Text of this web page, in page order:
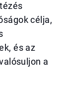
célja,
és az
a